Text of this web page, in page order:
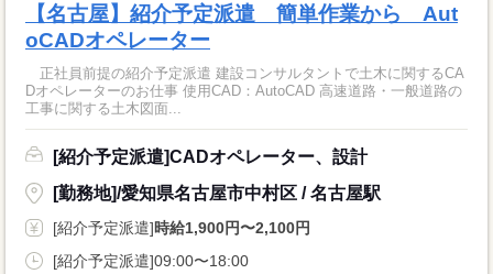
【名古屋】紹介予定派遣 簡単作業から Aut
oCADオペレーター
正社員前提の紹介予定派遣 建設コンサルタントで土木に関するCA
Dオペレーターのお仕事 使用CAD：AutoCAD 高速道路・一般道路の
工事に関する土木図面...
[紹介予定派遣]CADオペレーター、設計
[勤務地]/愛知県名古屋市中村区 / 名古屋駅
[紹介予定派遣]時給1,900円〜2,100円
[紹介予定派遣]09:00〜18:00